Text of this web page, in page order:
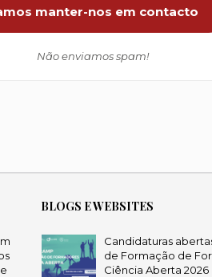
Não enviamos spam!
BLOGS E WEBSITES
Candidaturas
de Formação de
Ciência Aberta 2026